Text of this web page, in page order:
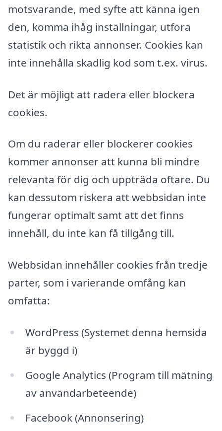
motsvarande, med syfte att känna igen
den, komma ihåg inställningar, utföra
statistik och rikta annonser. Cookies kan
inte innehålla skadlig kod som t.ex. virus.
Det är möjligt att radera eller blockera
cookies.
Om du raderar eller blockerer cookies
kommer annonser att kunna bli mindre
relevanta för dig och uppträda oftare. Du
kan dessutom riskera att webbsidan inte
fungerar optimalt samt att det finns
innehåll, du inte kan få tillgång till.
Webbsidan innehåller cookies från tredje
parter, som i varierande omfång kan
omfatta:
WordPress (Systemet denna hemsida
är byggd i)
Google Analytics (Program till mätning
av användarbeteende)
Facebook (Annonsering)